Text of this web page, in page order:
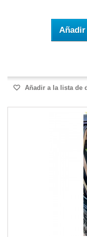
Añadir a la lista de